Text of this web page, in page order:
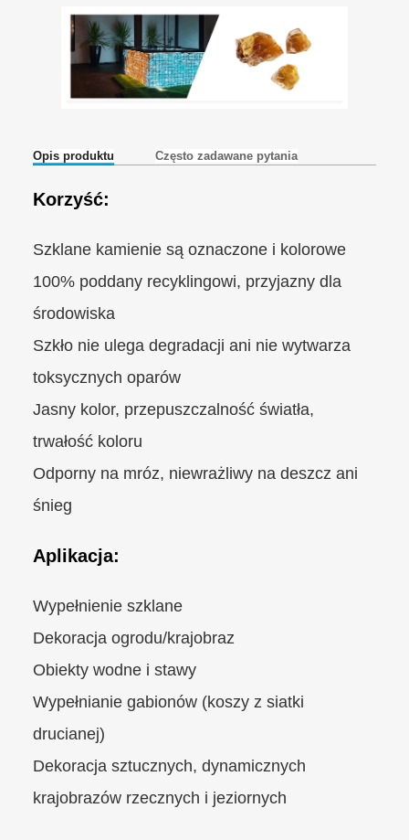
Opis produktu Często zadawane pytania
Korzyść:
Szklane kamienie są oznaczone i kolorowe
100% poddany recyklingowi, przyjazny dla
środowiska
Szkło nie ulega degradacji ani nie wytwarza
toksycznych oparów
Jasny kolor, przepuszczalność światła,
trwałość koloru
Odporny na mróz, niewrażliwy na deszcz ani
śnieg
Aplikacja:
Wypełnienie szklane
Dekoracja ogrodu/krajobraz
Obiekty wodne i stawy
Wypełnianie gabionów (koszy z siatki
drucianej)
Dekoracja sztucznych, dynamicznych
krajobrazów rzecznych i jeziornych